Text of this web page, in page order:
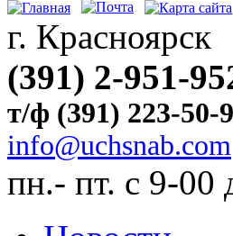
г. Красноярск
(391) 2-951-
т/ф (391) 223-50-
info@uchsnab.com
пн.- пт. с 9-00